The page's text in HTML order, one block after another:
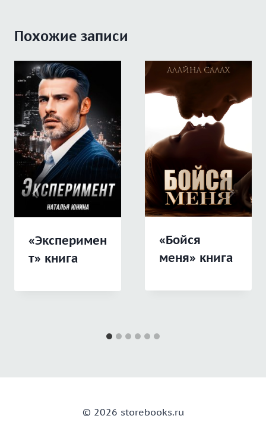
Похожие записи
«Эксперимен
т» книга
«Бойся
меня» книга
© 2026 storebooks.ru